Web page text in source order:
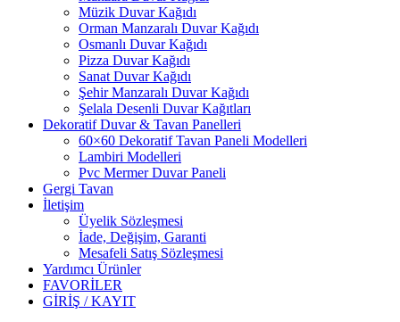
Müzik Duvar Kağıdı
Orman Manzaralı Duvar Kağıdı
Osmanlı Duvar Kağıdı
Pizza Duvar Kağıdı
Sanat Duvar Kağıdı
Şehir Manzaralı Duvar Kağıdı
Şelala Desenli Duvar Kağıtları
Dekoratif Duvar & Tavan Panelleri
60×60 Dekoratif Tavan Paneli Modelleri
Lambiri Modelleri
Pvc Mermer Duvar Paneli
Gergi Tavan
İletişim
Üyelik Sözleşmesi
İade, Değişim, Garanti
Mesafeli Satış Sözleşmesi
Yardımcı Ürünler
FAVORİLER
GİRİŞ / KAYIT